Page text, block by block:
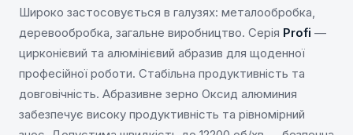
Широко застосовується в галузях: металообробка,
деревообробка, загальне виробництво. Серія Profi —
цирконієвий та алюмінієвий абразив для щоденної
професійної роботи. Стабільна продуктивність та
довговічність. Абразивне зерно Оксид алюминия
забезпечує високу продуктивність та рівномірний